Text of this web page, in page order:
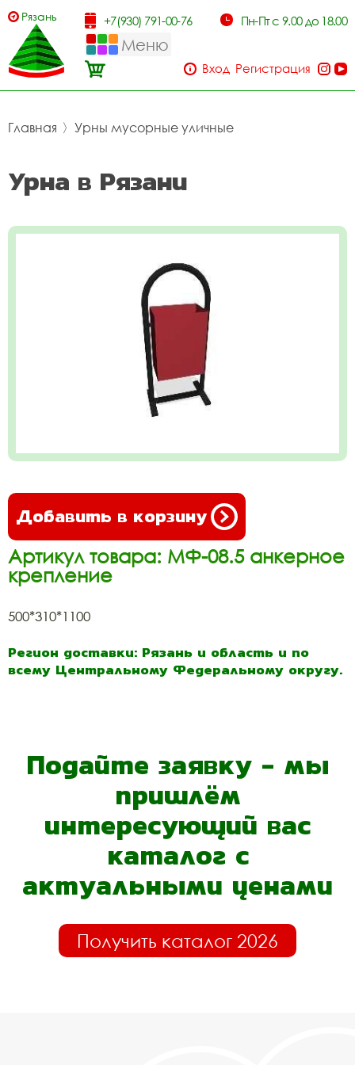
Рязань +7(930) 791-00-76 Пн-Пт с 9.00 до 18.00
Меню
Вход Регистрация
Главная 〉 Урны мусорные уличные
Урна в Рязани
Добавить в корзину
Артикул товара: МФ-08.5 анкерное
крепление
500*310*1100
Регион доставки: Рязань и область и по
всему Центральному Федеральному округу.
Подайте заявку - мы
пришлём
интересующий вас
каталог с
актуальными ценами
Получить каталог 2026